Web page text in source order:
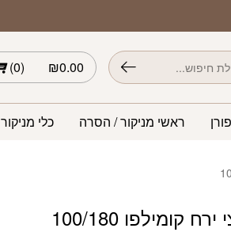
₪0.00
(
0
)
ראשי מניקור / הסרה כלי מניקור
קומילפו 100/180